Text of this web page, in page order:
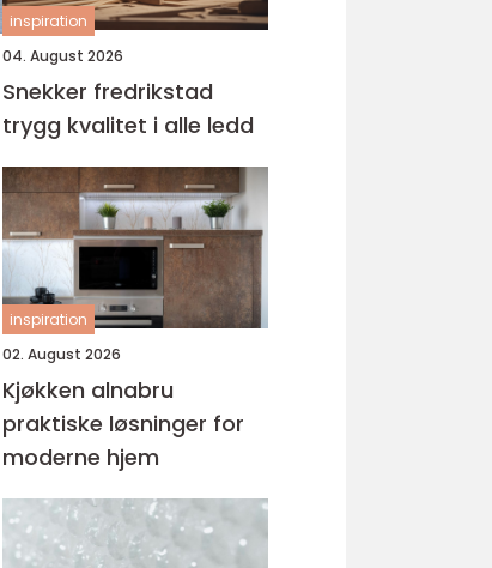
inspiration
04. August 2026
Snekker fredrikstad
trygg kvalitet i alle ledd
inspiration
02. August 2026
Kjøkken alnabru
praktiske løsninger for
moderne hjem